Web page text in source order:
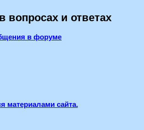
вопросах и ответах
в форуме
материалами сайта.